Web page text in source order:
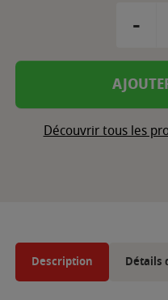
-
Découvrir tous les
Description Détails